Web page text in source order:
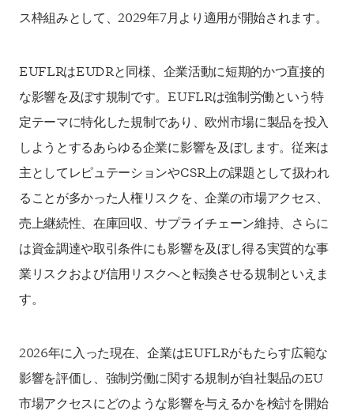
ス枠組みとして、2029年7月より適用が開始されます。
EUFLRはEUDRと同様、企業活動に短期的かつ直接的
な影響を及ぼす規制です。EUFLRは強制労働という特
定テーマに特化した規制であり、欧州市場に製品を投入
しようとするあらゆる企業に影響を及ぼします。従来は
主としてレピュテーションやCSR上の課題として扱われ
ることが多かった人権リスクを、企業の市場アクセス、
売上継続性、在庫回収、サプライチェーン維持、さらに
は資金調達や取引条件にも影響を及ぼし得る実質的な事
業リスクおよび信用リスクへと転換させる規制といえま
す。
2026年に入った現在、企業はEUFLRがもたらす広範な
影響を評価し、強制労働に関する規制が自社製品のEU
市場アクセスにどのような影響を与えるかを検討を開始